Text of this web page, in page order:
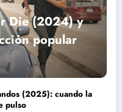
Die (2024) y
popular
(2025): cuando la
pulso